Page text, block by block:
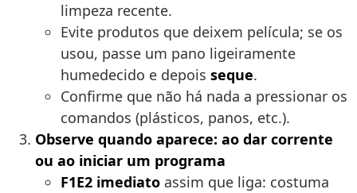
limpeza recente.
Evite produtos que deixem película; se os
usou, passe um pano ligeiramente
humedecido e depois seque.
Confirme que não há nada a pressionar os
comandos (plásticos, panos, etc.).
Observe quando aparece: ao dar corrente
ou ao iniciar um programa
F1E2 imediato assim que liga: costuma